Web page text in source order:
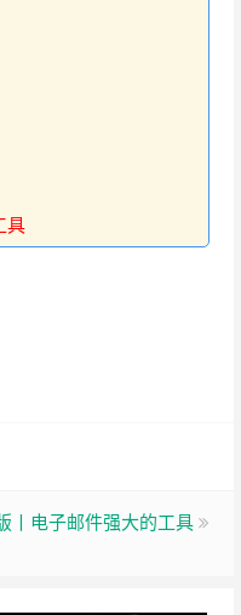
具
丨电子邮件强大的工具